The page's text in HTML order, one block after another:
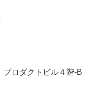
プロダクトビル４階-B